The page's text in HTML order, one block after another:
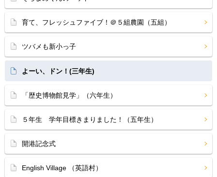
育て、フレッシュファイブ！＠５組農園（五組）
ツバメも新小っ子
よーい、ドン！(三年生)
「歴史博物館見学」（六年生）
５年生 学年目標きまりました！（五年生）
開港記念式
English Village （英語村）